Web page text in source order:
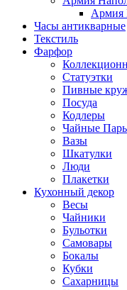
Армия
Часы антикварные
Текстиль
Фарфор
Статуэтки
Пивные
Посуда
Кодлеры
Чайные
Вазы
Шкатулки
Люди
Плакетки
Кухонный декор
Весы
Чайники
Бульотки
Самовары
Бокалы
Кубки
Сахарницы